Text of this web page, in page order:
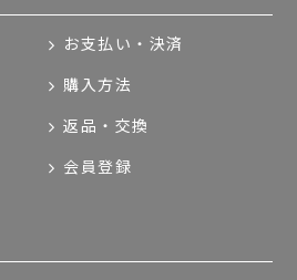
お支払い・決済
購入方法
返品・交換
会員登録